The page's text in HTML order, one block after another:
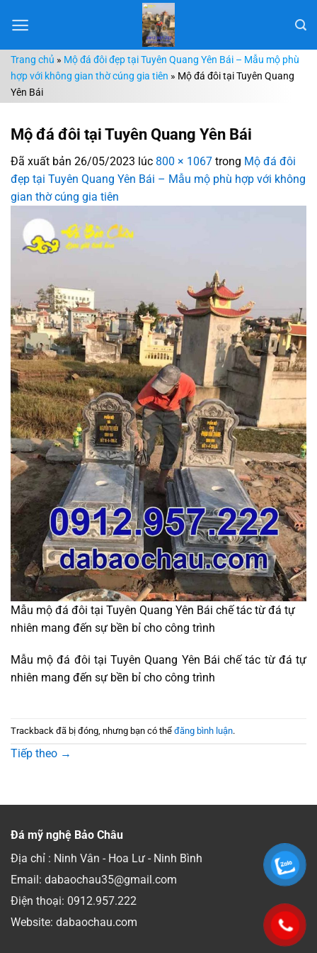
đến
dungTrang chủ » Mộ đá đôi đẹp tại Tuyên Quang Yên Bái – Mẫu mộ phù
hợp với không gian thờ cúng gia tiên » Mộ đá đôi tại Tuyên Quang
Yên Bái
Mộ đá đôi tại Tuyên Quang Yên Bái
Đã xuất bản 26/05/2023 lúc 800 × 1067 trong Mộ đá đôi
đẹp tại Tuyên Quang Yên Bái – Mẫu mộ phù hợp với không
gian thờ cúng gia tiên
Mẫu mộ đá đôi tại Tuyên Quang Yên Bái chế tác từ đá tự
nhiên mang đến sự bền bỉ cho công trình
Mẫu mộ đá đôi tại Tuyên Quang Yên Bái chế tác từ đá tự
nhiên mang đến sự bền bỉ cho công trình
Trackback đã bị đóng, nhưng bạn có thể đăng bình luận.
Tiếp theo →
Đá mỹ nghệ Bảo Châu
Địa chỉ : Ninh Vân - Hoa Lư - Ninh Bình
Email: dabaochau35@gmail.com
Điện thoại: 0912.957.222
Website: dabaochau.com